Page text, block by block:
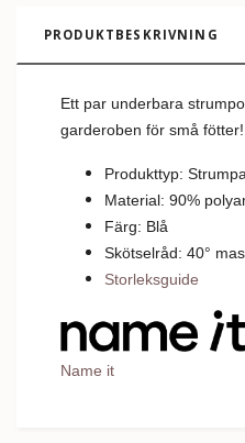
PRODUKTBESKRIVNING
Ett par underbara
garderoben för små fötter!
Produkttyp: Strumpa
Material: 90%
Färg: Blå
Skötselråd: 40° m
Storleksguide
Name it